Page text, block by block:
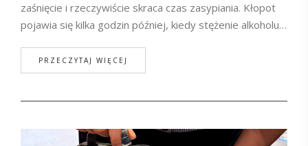
zaśnięcie i rzeczywiście skraca czas zasypiania. Kłopot
pojawia się kilka godzin później, kiedy stężenie alkoholu…
PRZECZYTAJ WIĘCEJ